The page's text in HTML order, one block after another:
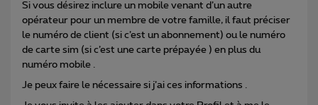
Si vous désirez inclure un mobile venant d’un autre
opérateur pour un membre de votre famille, il faut préciser
le numéro de client (si c’est un abonnement) ou le numéro
de carte sim (si c’est une carte prépayée ) en plus du
numéro mobile .
Je peux faire le nécessaire si j’ai ces informations .